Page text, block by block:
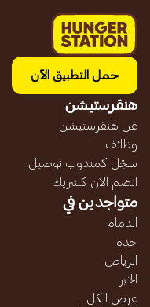
حمل التطبيق الآن
هنقرستيشن
عن هنقرستيشن
وظائف
سجّل كمندوب توصيل
انضم الآن كشريك
متواجدين في
الدمام
جده
الرياض
الخبر
عرض الكل...